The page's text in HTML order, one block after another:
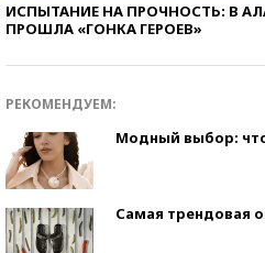
ИСПЫТАНИЕ НА ПРОЧНОСТЬ: В
ПРОШЛА «ГОНКА ГЕРОЕВ»
РЕКОМЕНДУЕМ:
Модный выбор: что
Самая трендовая